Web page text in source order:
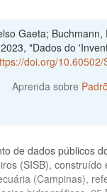
Gaeta;
"Dados do
doi.org/10.60502/
Aprenda sobre
de dados públicos
(SISB),
(Campinas),